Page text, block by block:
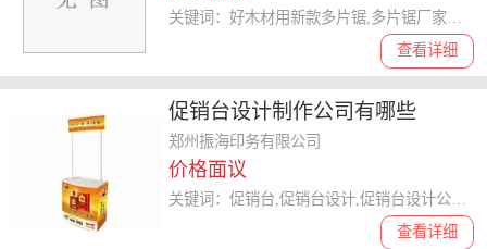
查看详细
促销台设计制作公司有哪些
郑州振海印务有限公司
价格面议
查看详细